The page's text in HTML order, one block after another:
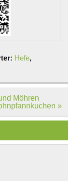
Hefe,
Möhren
»